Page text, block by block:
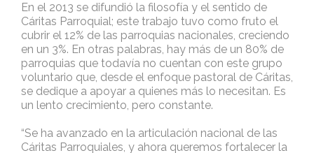
En el 2013 se difundió la filosofía y el sentido de
Cáritas Parroquial; este trabajo tuvo como fruto el
cubrir el 12% de las parroquias nacionales, creciendo
en un 3%. En otras palabras, hay más de un 80% de
parroquias que todavía no cuentan con este grupo
voluntario que, desde el enfoque pastoral de Cáritas,
se dedique a apoyar a quienes más lo necesitan. Es
un lento crecimiento, pero constante.
“Se ha avanzado en la articulación nacional de las
Cáritas Parroquiales, y ahora queremos fortalecer la